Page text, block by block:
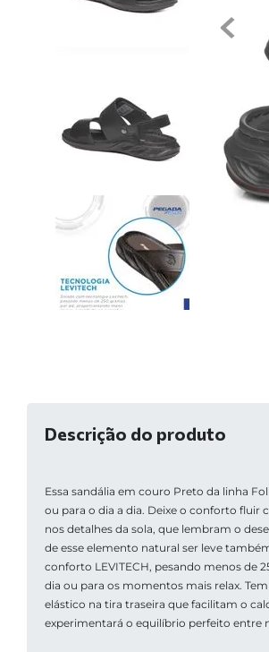
Descrição do produto
Essa sandália em couro Preto da linha
ou para o dia a dia. Deixe o conforto fluir
nos detalhes da sola, que lembram o
de esse elemento natural ser leve
conforto LEVITECH, pesando menos de
dia ou para os momentos mais relax.
elástico na tira traseira que facilitam o
experimentará o equilíbrio perfeito entre